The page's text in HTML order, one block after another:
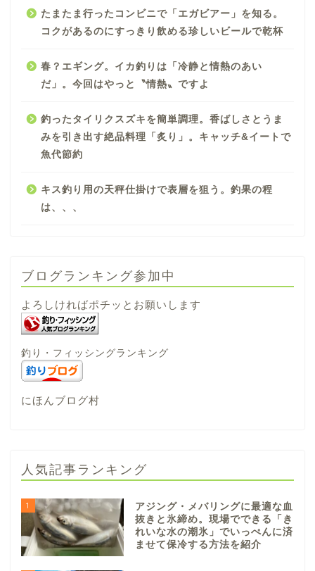
たまたま行ったコンビニで「エガビアー」を知る。
コクがあるのにすっきり飲める珍しいビールで乾杯
春？エギング。イカ釣りは「冷静と情熱のあい
だ」。今回はやっと〝情熱〟ですよ
釣ったタイリクスズキを簡単調理。香ばしさとうま
みを引き出す絶品料理「炙り」。キャッチ&イートで
魚代節約
キス釣り用の天秤仕掛けで表層を狙う。釣果の程
は、、、
ブログランキング参加中
よろしければポチッとお願いします
釣り・フィッシングランキング
にほんブログ村
人気記事ランキング
1
アジング・メバリングに最適な血
抜きと氷締め。現場でできる「き
れいな水の潮氷」でいっぺんに済
ませて保冷する方法を紹介